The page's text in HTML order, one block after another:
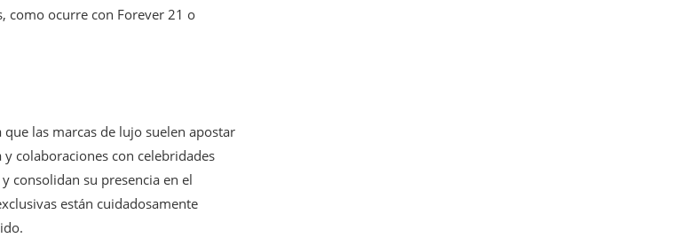
como ocurre con Forever 21 o
las marcas de lujo suelen apostar
colaboraciones con celebridades
consolidan su presencia en el
están cuidadosamente